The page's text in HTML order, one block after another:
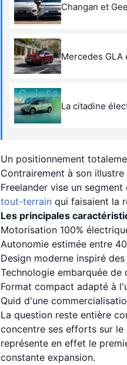
Changan et
Mercedes
La citadine
Un positionnement
Contrairement à son
Freelander vise un
tout-terrain qui faisaient la
Les principales
Motorisation 100%
Autonomie estimée entre
Design moderne inspiré
Technologie embarquée de
Format compact adapté à
Quid d'une
La question reste entière
concentre ses efforts sur le
représente en effet le
constante expansion.